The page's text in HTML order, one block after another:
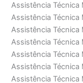
Assistência Técnica
Assistência Técnica
Assistência Técnica
Assistência Técnica
Assistência Técnica
Assistência Técnica
Assistência Técnica